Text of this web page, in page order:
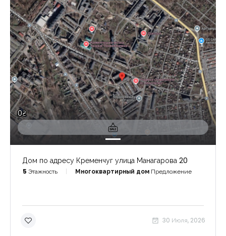
0₴
Дом по адресу Кременчуг улица Манагарова 20
5 Этажность Многоквартирный дом Предложение
30 Июля, 2026